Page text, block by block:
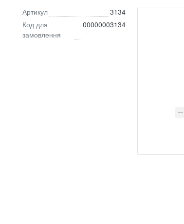
Артикул
3134
Код для
замовлення
00000003134